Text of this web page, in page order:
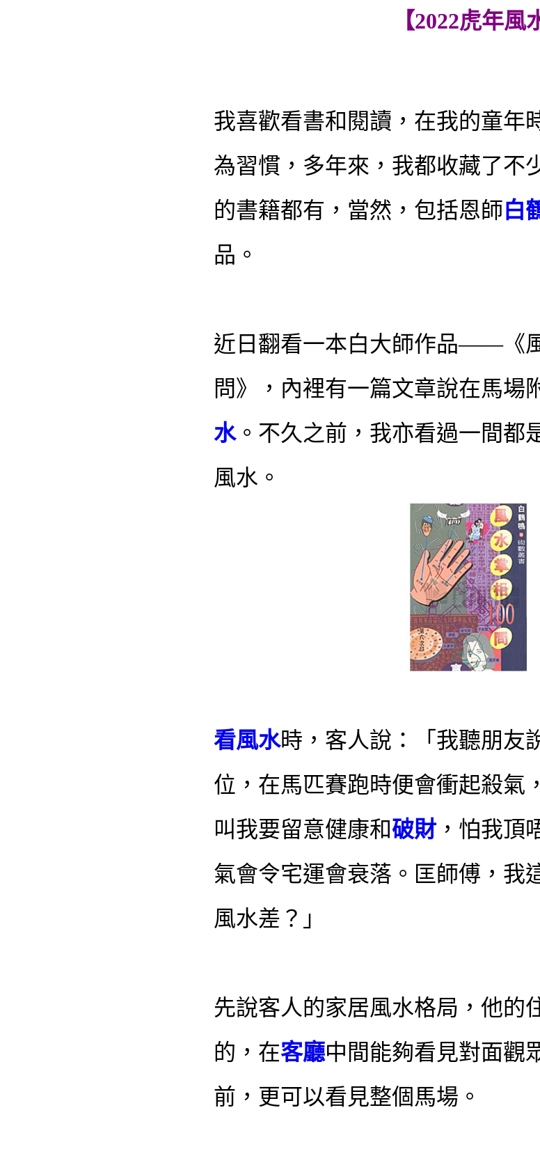
【2022虎年風
我喜歡看書和閱讀，在我的童年
為習慣，多年來，我都收藏了不
的書籍都有，當然，包括恩師白
品。
近日翻看一本白大師作品——《
問》，內裡有一篇文章說在馬場
水。不久之前，我亦看過一間都
風水。
看風水時，客人說：「我聽朋友
位，在馬匹賽跑時便會衝起殺氣
叫我要留意健康和破財 ，怕我頂
氣會令宅運會衰落。匡師傅，我
風水差？」
先說客人的家居風水格局，他的
的，在客廳中間能夠看見對面觀
前，更可以看見整個馬場。